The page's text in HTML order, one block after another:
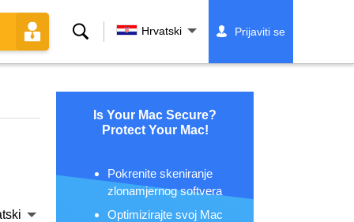
Traži Hrvatski Prijaviti se
Is Your Mac Secure?
Protect Your Mac!
Pokrenite skeniranje
zlonamjernog softvera
Optimizirajte svoj Mac